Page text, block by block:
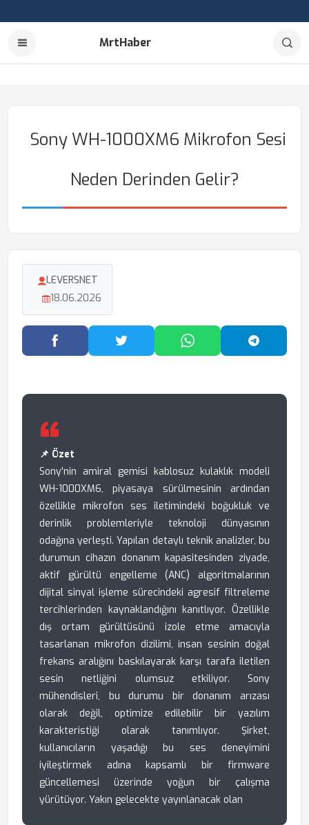
MrtHaber
Sony WH-1000XM6 Mikrofon Sesi
Neden Derinden Gelir?
LEVERSNET
18.06.2026
Facebook'ta PaylaşTwitter'da PaylaşWhatsApp'ta Paylaş
📌 Özet
Sony'nin amiral gemisi kablosuz kulaklık modeli
WH-1000XM6, piyasaya sürülmesinin ardından
özellikle mikrofon ses iletimindeki boğukluk ve
derinlik problemleriyle teknoloji dünyasının
odağına yerleşti. Yapılan detaylı teknik analizler, bu
durumun cihazın donanım kapasitesinden ziyade,
aktif gürültü engelleme (ANC) algoritmalarının
dijital sinyal işleme sürecindeki agresif filtreleme
tercihlerinden kaynaklandığını kanıtlıyor. Özellikle
dış ortam gürültüsünü izole etme amacıyla
tasarlanan mikrofon dizilimi, insan sesinin doğal
frekans aralığını baskılayarak karşı tarafa iletilen
sesin netliğini olumsuz etkiliyor. Sony
mühendisleri, bu durumu bir donanım arızası
olarak değil, optimize edilebilir bir yazılım
karakteristiği olarak tanımlıyor. Şirket,
kullanıcıların yaşadığı bu ses deneyimini
iyileştirmek adına kapsamlı bir firmware
güncellemesi üzerinde yoğun bir çalışma
yürütüyor. Yakın gelecekte yayınlanacak olan